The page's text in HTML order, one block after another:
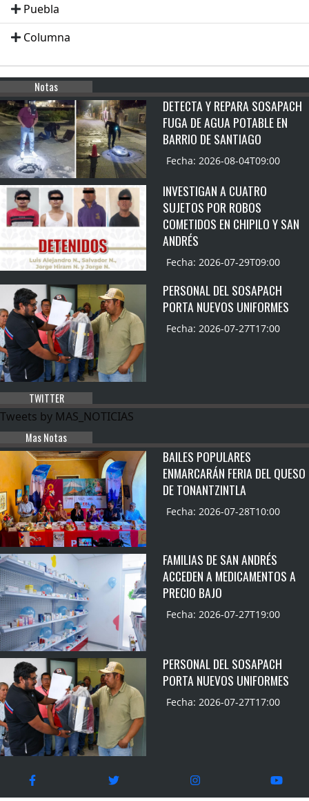
Puebla
Columna
Notas
DETECTA Y REPARA SOSAPACH
FUGA DE AGUA POTABLE EN
BARRIO DE SANTIAGO
Fecha: 2026-08-04T09:00
INVESTIGAN A CUATRO
SUJETOS POR ROBOS
COMETIDOS EN CHIPILO Y SAN
ANDRÉS
Fecha: 2026-07-29T09:00
PERSONAL DEL SOSAPACH
PORTA NUEVOS UNIFORMES
Fecha: 2026-07-27T17:00
TWITTER
Tweets by MAS_NOTICIAS
Mas Notas
BAILES POPULARES
ENMARCARÁN FERIA DEL QUESO
DE TONANTZINTLA
Fecha: 2026-07-28T10:00
FAMILIAS DE SAN ANDRÉS
ACCEDEN A MEDICAMENTOS A
PRECIO BAJO
Fecha: 2026-07-27T19:00
PERSONAL DEL SOSAPACH
PORTA NUEVOS UNIFORMES
Fecha: 2026-07-27T17:00